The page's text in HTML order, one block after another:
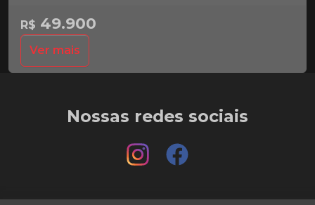
R$ 49.900
Ver mais
Nossas redes sociais